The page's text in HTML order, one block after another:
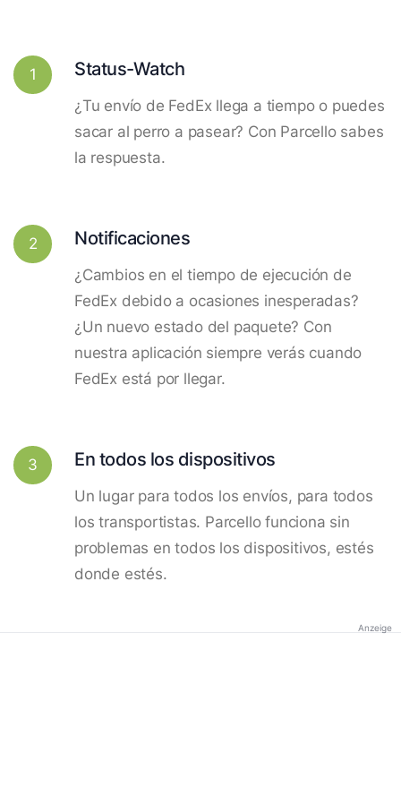
1 Status-Watch
¿Tu envío de FedEx llega a tiempo o puedes
sacar al perro a pasear? Con Parcello sabes
la respuesta.
2 Notificaciones
¿Cambios en el tiempo de ejecución de
FedEx debido a ocasiones inesperadas?
¿Un nuevo estado del paquete? Con
nuestra aplicación siempre verás cuando
FedEx está por llegar.
3 En todos los dispositivos
Un lugar para todos los envíos, para todos
los transportistas. Parcello funciona sin
problemas en todos los dispositivos, estés
donde estés.
Anzeige